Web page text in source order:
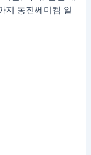
지 동진쎄미켐 일